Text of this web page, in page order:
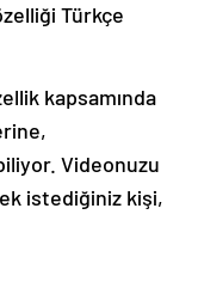
Türkçe
kapsamında
Videonuzu
istediğiniz kişi,